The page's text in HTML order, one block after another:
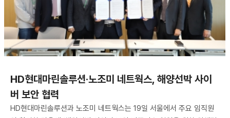
HD현대마린솔루션·노조미 네트웍스, 해양선박 사이
버 보안 협력
HD현대마린솔루션과 노조미 네트웍스는 19일 서울에서 주요 임직원